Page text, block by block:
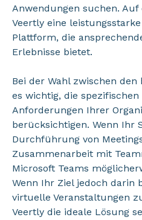
Anwendungen suchen.
Veertly eine
Plattform, die
Erlebnisse bietet.
Bei der Wahl zwischen
es wichtig, die
Anforderungen Ihrer
berücksichtigen. Wenn Ihr
Durchführung von
Zusammenarbeit mit
Microsoft Teams
Wenn Ihr Ziel jedoch darin
virtuelle Veranstaltungen
Veertly die ideale Lösung